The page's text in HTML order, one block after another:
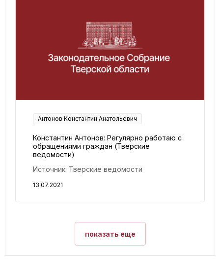
Антонов Константин Анатольевич
Константин Антонов: Регулярно работаю с
обращениями граждан (Тверские
ведомости)
Источник: Тверские ведомости
13.07.2021
показать еще